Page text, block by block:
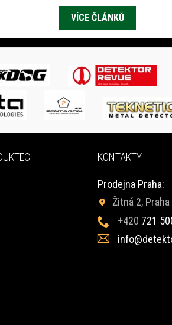
VÍCE ČLÁNKŮ
KONTAKTY
Prodejna Praha:
Žitná 2, Praha
+420 721